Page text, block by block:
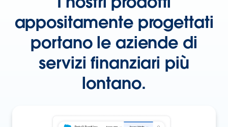
appositamente progettati
portano le aziende di
servizi finanziari più
lontano.